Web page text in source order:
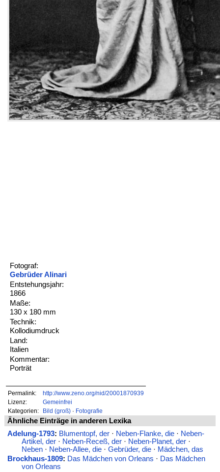
Fotograf:
Gebrüder Alinari
Entstehungsjahr:
1866
Maße:
130 x 180 mm
Technik:
Kollodiumdruck
Land:
Italien
Kommentar:
Porträt
Permalink:
http://www.zeno.org/nid/20001870939
Lizenz:
Gemeinfrei
Kategorien:
Bild (groß)· Fotografie
Ähnliche Einträge in anderen Lexika
Adelung-1793: Blumentopf, der· Neben-Flanke, die· Neben-
Artikel, der· Neben-Receß, der· Neben-Planet, der·
Neben· Neben-Allee, die· Gebrüder, die· Mädchen, das
Brockhaus-1809: Das Mädchen von Orleans · Das Mädchen
von Orleans